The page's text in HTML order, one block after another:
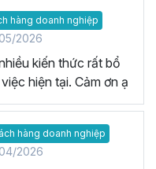
hàng doanh nghiệp
2026
kiến thức rất bổ
hiện tại. Cảm ơn ạ
hàng doanh nghiệp
2026